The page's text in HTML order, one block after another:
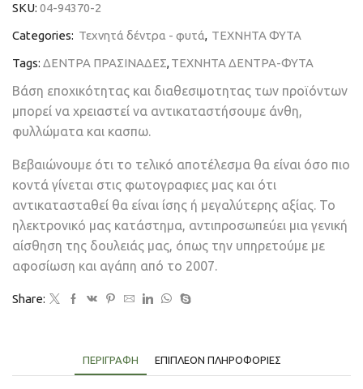
SKU: 04-94370-2
Categories: Τεχνητά δέντρα - φυτά, ΤΕΧΝΗΤΑ ΦΥΤΑ
Tags: ΔΕΝΤΡΑ ΠΡΑΣΙΝΑΔΕΣ,ΤΕΧΝΗΤΑ ΔΕΝΤΡΑ-ΦΥΤΑ
Βάση εποχικότητας και διαθεσιμοτητας των προϊόντων
μπορεί να χρειαστεί να αντικαταστήσουμε άνθη,
φυλλώματα και κασπω.
Βεβαιώνουμε ότι το τελικό αποτέλεσμα θα είναι όσο πιο
κοντά γίνεται στις φωτογραφιες μας και ότι
αντικατασταθεί θα είναι ίσης ή μεγαλύτερης αξίας. Το
ηλεκτρονικό μας κατάστημα, αντιπροσωπεύει μια γενική
αίσθηση της δουλειάς μας, όπως την υπηρετούμε με
αφοσίωση και αγάπη από το 2007.
Share:
ΠΕΡΙΓΡΑΦΉ ΕΠΙΠΛΈΟΝ ΠΛΗΡΟΦΟΡΊΕΣ